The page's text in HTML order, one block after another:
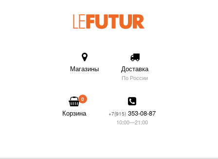
Магазины Доставка
По России
0
Корзина +7(915) 353-08-87
10:00—21:00